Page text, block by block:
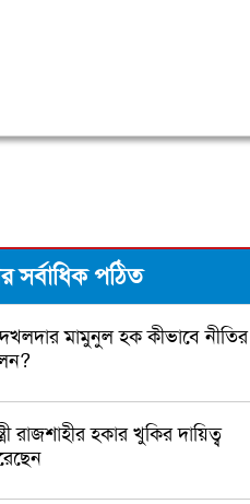
সর্বাধিক পঠিত
দখলদার মামুনুল হক কীভাবে নীতির
রাজশাহীর হকার খুকির দায়িত্ব